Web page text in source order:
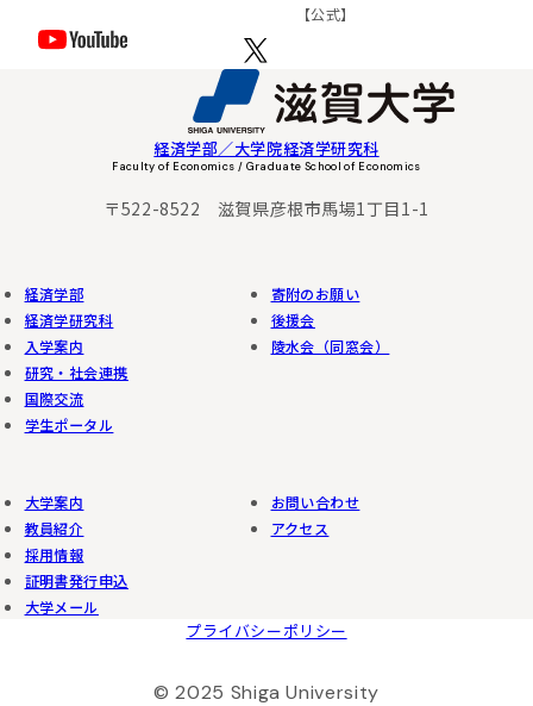
【公式】
経済学部／大学院経済学研究科
Faculty of Economics / Graduate School of Economics
〒522-8522 滋賀県彦根市馬場1丁目1-1
経済学部
経済学研究科
入学案内
研究・社会連携
国際交流
学生ポータル
寄附のお願い
後援会
陵水会（同窓会）
大学案内
教員紹介
採用情報
証明書発行申込
大学メール
お問い合わせ
アクセス
プライバシーポリシー
© 2025 Shiga University